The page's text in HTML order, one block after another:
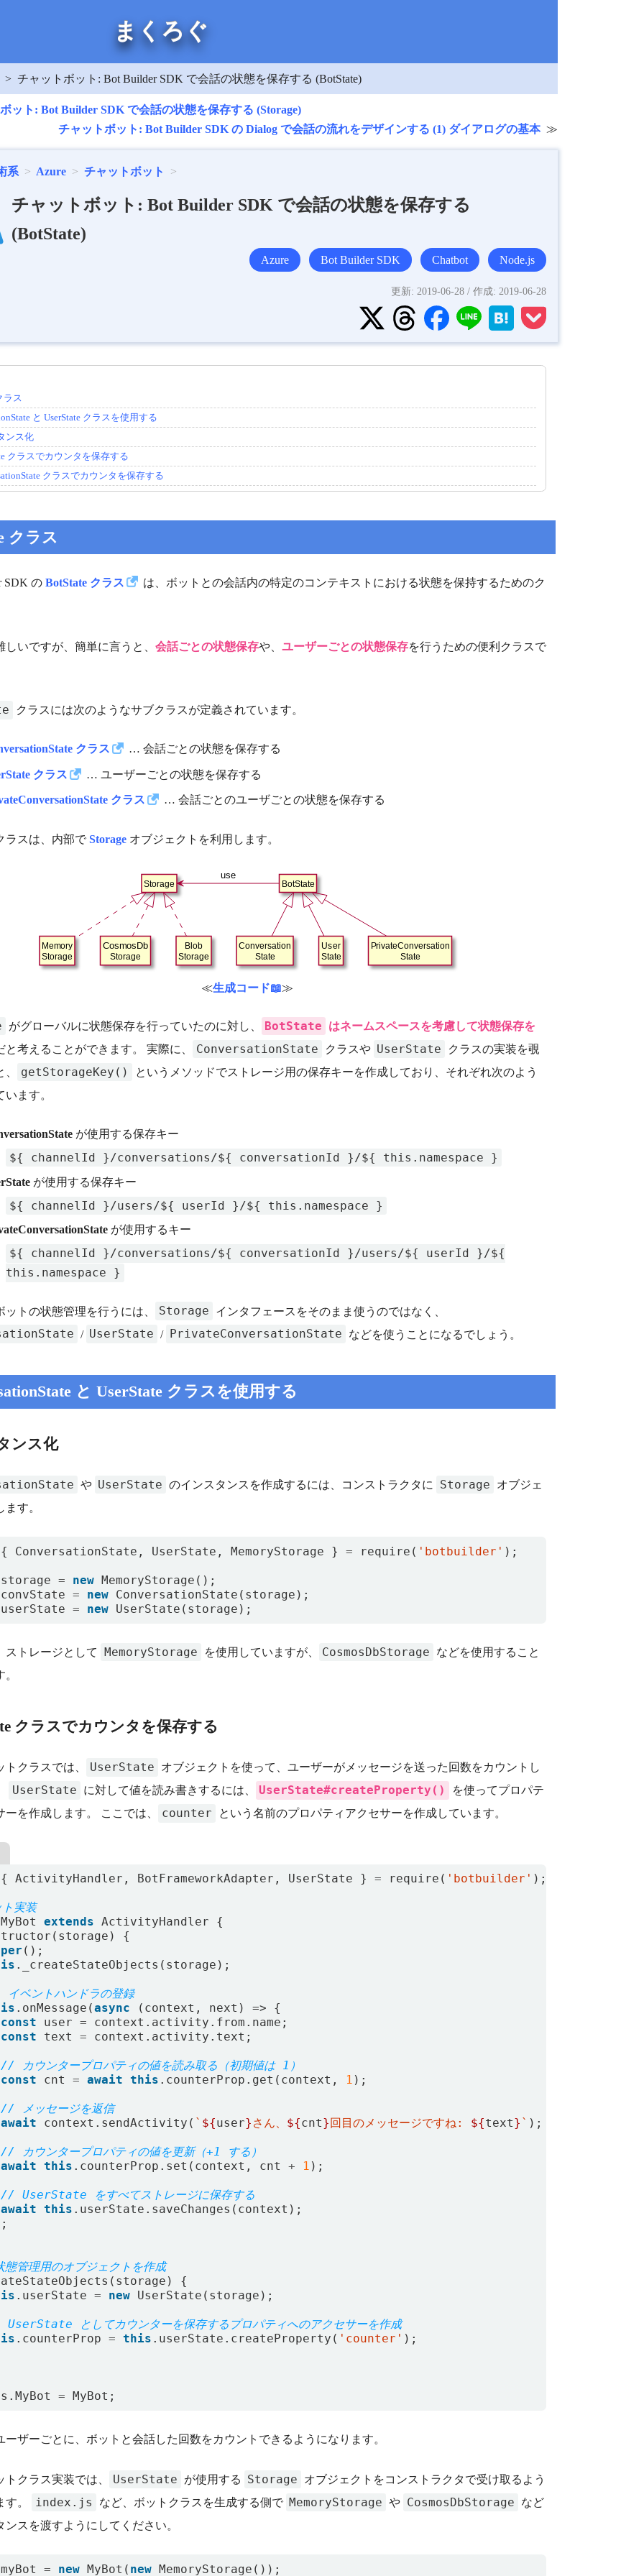
まくろぐ
チャットボット: Bot Builder SDK で会話の状態を保存する (BotState)
ット: Bot Builder SDK で会話の状態を保存する (Storage)
チャットボット: Bot Builder SDK の Dialog で会話の流れをデザインする (1) ダイアログの基本
系 Azure チャットボット
チャットボット: Bot Builder SDK で会話の状態を保存する
(BotState)
Azure Bot Builder SDK Chatbot Node.js
更新: 2019-06-28 / 作成: 2019-06-28
ラス
と UserState クラスを使用する
ンス化
クラスでカウンタを保存する
クラスでカウンタを保存する
クラス
SDK の BotState クラス
は、ボットとの会話内の特定のコンテキストにおける状態を保持するためのク
しいですが、簡単に言うと、 会話ごとの状態保存や、 ユーザーごとの状態保存を行うための便利クラスで
クラスには次のようなサブクラスが定義されています。
クラス … 会話ごとの状態を保存する
クラス … ユーザーごとの状態を保存する
クラス … 会話ごとのユーザごとの状態を保存する
ラスは、内部で Storage オブジェクトを利用します。
≪生成コード📖≫
がグローバルに状態保存を行っていたのに対し、 BotState
はネームスペースを考慮して状態保存を
と考えることができます。 実際に、
ConversationState クラスや UserState
クラスの実装を覗
getStorageKey()
というメソッドでストレージ用の保存キーを作成しており、それぞれ次のよう
ます。
が使用する保存キー
${ channelId }/conversations/${ conversationId }/${ this.namespace }
が使用する保存キー
${ channelId }/users/${ userId }/${ this.namespace }
が使用するキー
${ channelId }/conversations/${ conversationId }/users/${ userId }/${
this.namespace }
ットの状態管理を行うには、 Storage インタフェースをそのまま使うのではなく、
/ UserState / PrivateConversationState などを使うことになるでしょう。
と UserState クラスを使用する
ンス化
や UserState のインスタンスを作成するには、コンストラクタに Storage
オブジェ
す。
{ ConversationState , UserState , MemoryStorage } = require ( 'botbuilder' );
storage = new MemoryStorage ();
convState = new ConversationState ( storage );
userState = new UserState ( storage );
ストレージとして MemoryStorage を使用していますが、 CosmosDbStorage
などを使用すること
クラスでカウンタを保存する
トクラスでは、 UserState
オブジェクトを使って、ユーザーがメッセージを送った回数をカウントし
UserState に対して値を読み書きするには、 UserState#createProperty()
を使ってプロパテ
ーを作成します。 ここでは、
counter という名前のプロパティアクセサーを作成しています。
{ ActivityHandler , BotFrameworkAdapter , UserState } = require ( 'botbuilder' );
MyBot
extends ActivityHandler
{
( storage )
{
();
. _createStateObjects ( storage );
. onMessage (async ( context , next ) =>
{
const
user = context . activity . from . name ;
const
text = context . activity . text ;
const
cnt = await this . counterProp . get ( context , 1 );
await
context . sendActivity ( ` ${user} さん、 ${cnt}回目のメッセージですね: ${text} ` );
await this . counterProp . set ( context , cnt + 1 );
await this . userState . saveChanges ( context );
( storage )
{
. userState = new UserState ( storage );
. counterProp = this . userState . createProperty ( 'counter' );
. MyBot = MyBot ;
ーザーごとに、ボットと会話した回数をカウントできるようになります。
トクラス実装では、 UserState が使用する Storage
オブジェクトをコンストラクタで受け取るよう
す。
index.js など、ボットクラスを生成する側で MemoryStorage や CosmosDbStorage
など
ンスを渡すようにしてください。
myBot = new MyBot ( new MemoryStorage ());